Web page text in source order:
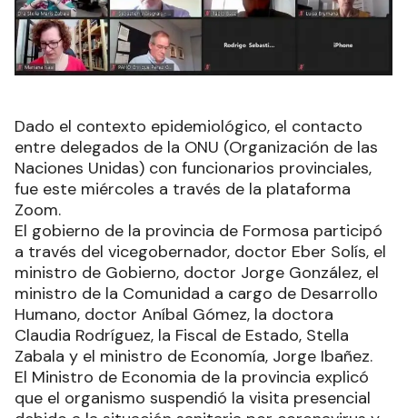
Dado el contexto epidemiológico, el contacto
entre delegados de la ONU (Organización de las
Naciones Unidas) con funcionarios provinciales,
fue este miércoles a través de la plataforma
Zoom.
El gobierno de la provincia de Formosa participó
a través del vicegobernador, doctor Eber Solís, el
ministro de Gobierno, doctor Jorge González, el
ministro de la Comunidad a cargo de Desarrollo
Humano, doctor Aníbal Gómez, la doctora
Claudia Rodríguez, la Fiscal de Estado, Stella
Zabala y el ministro de Economía, Jorge Ibañez.
El Ministro de Economia de la provincia explicó
que el organismo suspendió la visita presencial